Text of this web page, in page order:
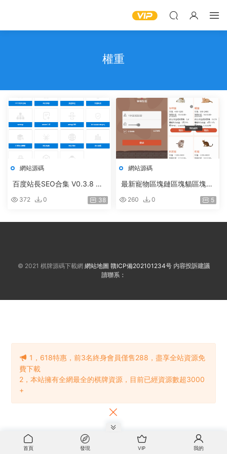
權重
網站源碼
百度站長SEO合集 V0.3.8 bai
供下載
372 0 38
網站源碼
最新寵物區塊鏈區塊貓區塊龍
260 0 5
© 2021 棋牌源碼下載網 網站地圖 贛ICP備202101234号 内容投訴建議
請聯系：
首頁 發現 VIP 我的
1，618特惠，前3名終身會員僅售288，盡享全站資源免
費下載
2，本站擁有全網最全的棋牌資源，目前已經資源數超3000
+